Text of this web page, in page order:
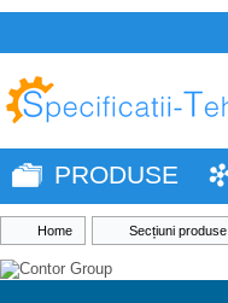
PRODUSE
Home Secțiuni produse